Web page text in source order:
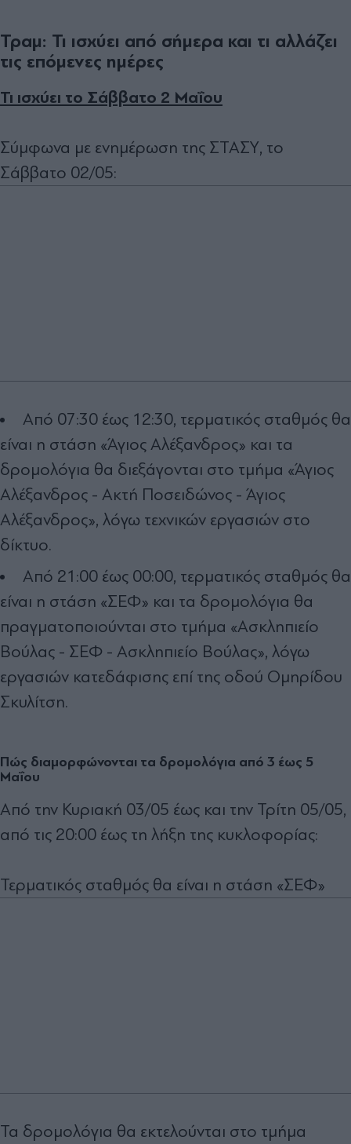
Τραμ: Τι ισχύει από σήμερα και τι αλλάζει
τις επόμενες ημέρες
Τι ισχύει το Σάββατο 2 Μαΐου
Σύμφωνα με ενημέρωση της ΣΤΑΣΥ, το
Σάββατο 02/05:
Από 07:30 έως 12:30, τερματικός σταθμός θα
είναι η στάση «Άγιος Αλέξανδρος» και τα
δρομολόγια θα διεξάγονται στο τμήμα «Άγιος
Αλέξανδρος - Ακτή Ποσειδώνος - Άγιος
Αλέξανδρος», λόγω τεχνικών εργασιών στο
δίκτυο.
Από 21:00 έως 00:00, τερματικός σταθμός θα
είναι η στάση «ΣΕΦ» και τα δρομολόγια θα
πραγματοποιούνται στο τμήμα «Ασκληπιείο
Βούλας - ΣΕΦ - Ασκληπιείο Βούλας», λόγω
εργασιών κατεδάφισης επί της οδού Ομηρίδου
Σκυλίτση.
Πώς διαμορφώνονται τα δρομολόγια από 3 έως 5
Μαΐου
Από την Κυριακή 03/05 έως και την Τρίτη 05/05,
από τις 20:00 έως τη λήξη της κυκλοφορίας:
Τερματικός σταθμός θα είναι η στάση «ΣΕΦ»
Τα δρομολόγια θα εκτελούνται στο τμήμα